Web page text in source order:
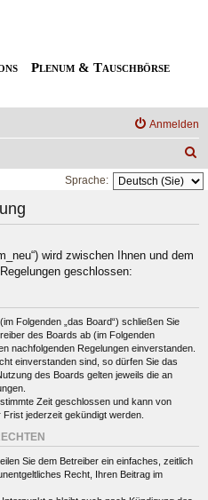
Plenum & Tauschbörse
Anmelden
u
h
Sprache:
wird zwischen Ihnen und dem
geschlossen:
Folgenden „das Board“) schließen Sie
des Boards ab (im Folgenden
nachfolgenden Regelungen einverstanden.
einverstanden sind, so dürfen Sie das
des Boards gelten jeweils die an
Zeit geschlossen und kann von
jederzeit gekündigt werden.
Sie dem Betreiber ein einfaches, zeitlich
Recht, Ihren Beitrag im